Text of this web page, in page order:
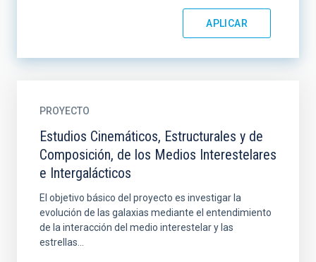
PROYECTO
Estudios Cinemáticos, Estructurales y de
Composición, de los Medios Interestelares
e Intergalácticos
El objetivo básico del proyecto es investigar la
evolución de las galaxias mediante el entendimiento
de la interacción del medio interestelar y las
estrellas...